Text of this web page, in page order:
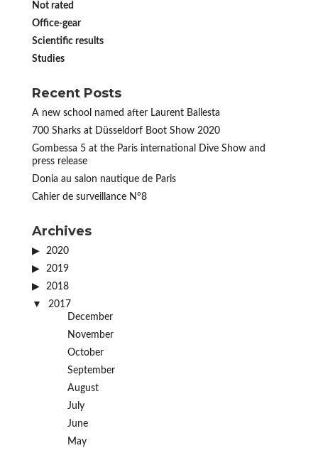
Not rated
Office-gear
Scientific results
Studies
Recent Posts
A new school named after Laurent Ballesta
700 Sharks at Düsseldorf Boot Show 2020
Gombessa 5 at the Paris international Dive Show and
press release
Donia au salon nautique de Paris
Cahier de surveillance N°8
Archives
2020
2019
2018
2017
December
November
October
September
August
July
June
May